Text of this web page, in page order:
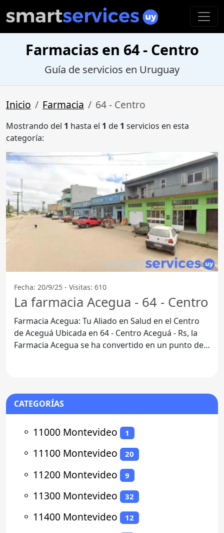
Farmacias en 64 - Centro
Guía de servicios en Uruguay
Inicio Farmacia 64 - Centro
Mostrando del 1 hasta el 1 de 1 servicios en esta
categoría:
Fecha: 20/9/25 - Visitas: 610
La farmacia Acegua - 64 - Centro
Farmacia Acegua: Tu Aliado en Salud en el Centro
de Aceguá Ubicada en 64 - Centro Aceguá - Rs, la
Farmacia Acegua se ha convertido en un punto de
CATEGORÍAS
⚬ 11000 Montevideo 1
⚬ 11100 Montevideo 20
⚬ 11200 Montevideo 9
⚬ 11300 Montevideo 32
⚬ 11400 Montevideo 12